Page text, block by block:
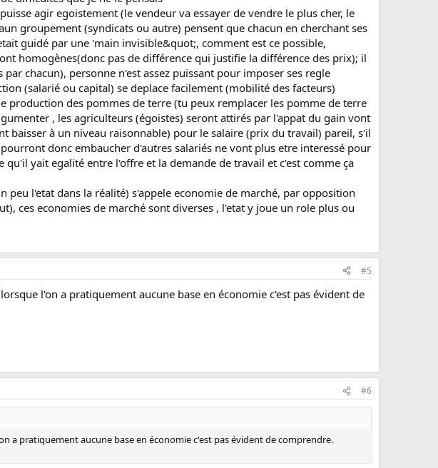
agir egoistement (le vendeur va essayer de vendre le plus cher, le
groupement (syndicats ou autre) pensent que chacun en cherchant ses
guidé par une 'main invisible&quot;, comment est ce possible,
homogènes(donc pas de différence qui justifie la différence des prix); il
chacun), personne n'est assez puissant pour imposer ses regle
(salarié ou capital) se deplace facilement (mobilité des facteurs)
production des pommes de terre (tu peux remplacer les pomme de terre
, les agriculteurs (égoistes) seront attirés par l'appat du gain vont
à un niveau raisonnable) pour le salaire (prix du travail) pareil, s'il
donc embaucher d'autres salariés ne vont plus etre interessé pour
yait egalité entre l'offre et la demande de travail et c'est comme ça
l'etat dans la réalité) s'appele economie de marché, par opposition
ces economies de marché sont diverses , l'etat y joue un role plus ou
#5
l'on a pratiquement aucune base en économie c'est pas évident de
#6
a pratiquement aucune base en économie c'est pas évident de comprendre.